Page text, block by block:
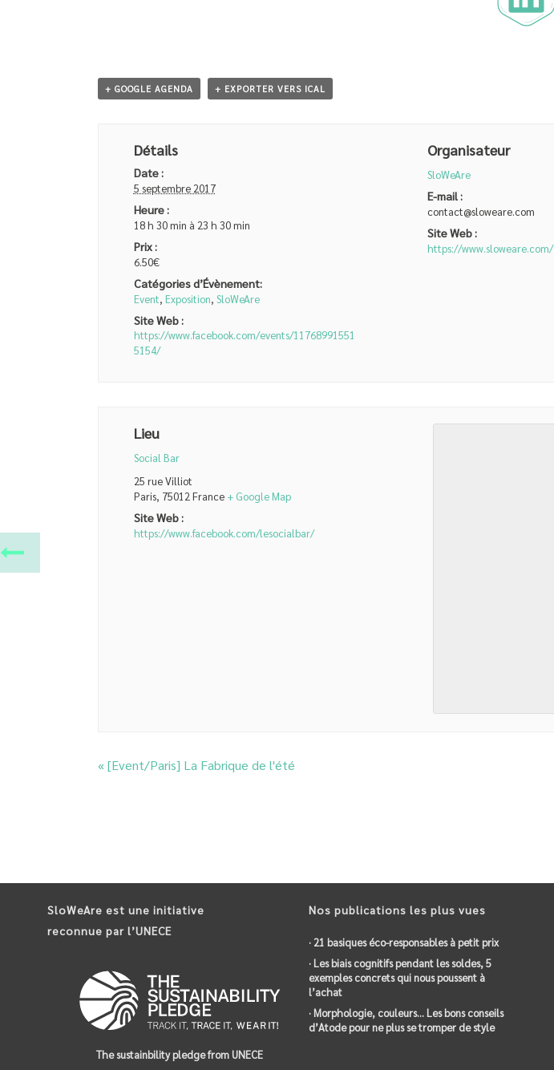
+ GOOGLE AGENDA + EXPORTER VERS ICAL
Détails
Date :
5 septembre 2017
Heure :
18 h 30 min à 23 h 30 min
Prix :
6.50€
Catégories d’Évènement:
Event, Exposition, SloWeAre
Site Web :
https://www.facebook.com/events/11768991551
5154/
Organisateur
SloWeAre
E-mail :
contact@sloweare.com
Site Web :
https://www.sloweare.com/
Lieu
Social Bar
25 rue Villiot
Paris, 75012 France + Google Map
Site Web :
https://www.facebook.com/lesocialbar/
«[Event/Paris] La Fabrique de l'été
SloWeAre est une initiative
reconnue par l’UNECE
The sustainbility pledge from UNECE
Nos publications les plus vues
· 21 basiques éco-responsables à petit prix
· Les biais cognitifs pendant les soldes, 5
exemples concrets qui nous poussent à
l’achat
· Morphologie, couleurs… Les bons conseils
d’Atode pour ne plus se tromper de style